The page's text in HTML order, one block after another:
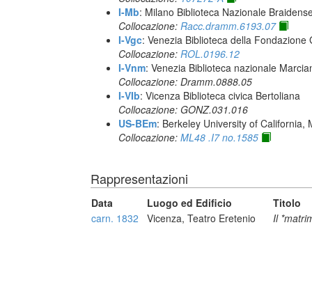
I-Mb: Milano Biblioteca Nazionale
Collocazione: Racc.dramm.6193.07
I-Vgc: Venezia Biblioteca della Fondazione
Collocazione: ROL.0196.12
I-Vnm: Venezia Biblioteca nazionale
Collocazione: Dramm.0888.05
I-VIb: Vicenza Biblioteca civica Bertoliana
Collocazione: GONZ.031.016
US-BEm: Berkeley University of California,
Collocazione: ML48 .I7 no.1585
Rappresentazioni
Data Luogo ed Edificio
Titolo
carn. 1832
Vicenza, Teatro Eretenio Il